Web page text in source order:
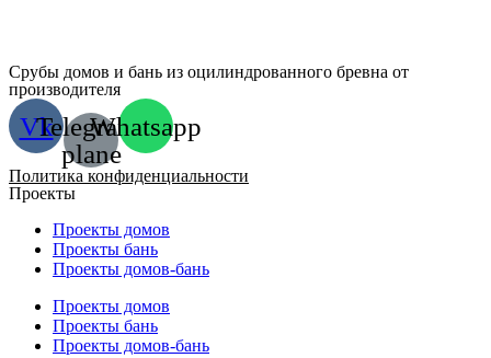
Срубы домов и бань из оцилиндрованного бревна от
производителя
VkTelegram-
plane
Whatsapp
Политика конфиденциальности
Проекты
Проекты домов
Проекты бань
Проекты домов-бань
Проекты домов
Проекты бань
Проекты домов-бань